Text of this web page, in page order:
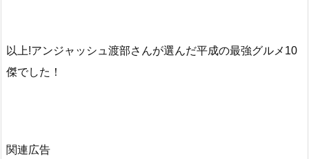
以上!アンジャッシュ渡部さんが選んだ平成の最強グルメ10
傑でした！
関連広告